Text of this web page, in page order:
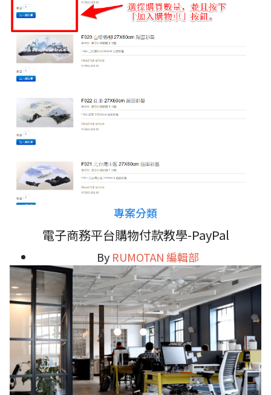
專案分類
電子商務平台購物付款教學-PayPal
By RUMOTAN 編輯部